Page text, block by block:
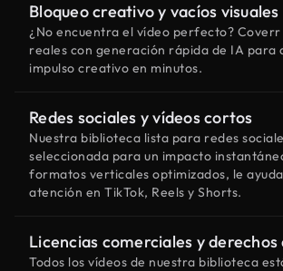
Bloqueo creativo y vacíos visuales
¿No encuentra el vídeo perfecto? Coverr
reales con generación rápida de IA para
impulso creativo en minutos.
Redes sociales y vídeos cortos
Nuestra biblioteca lista para redes
seleccionada para un impacto
formatos verticales optimizados, le
atención en TikTok, Reels y Shorts.
Licencias comerciales y derechos
Todos los vídeos de nuestra biblioteca